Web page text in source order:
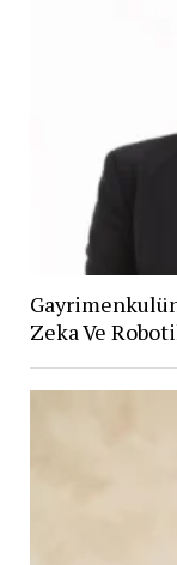
Zeka Ve